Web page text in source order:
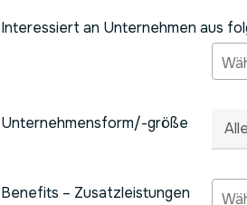
Interessiert an Unternehmen aus
Unternehmensform/-größe
Benefits – Zusatzleistungen